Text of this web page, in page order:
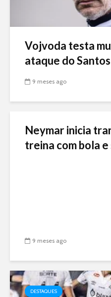
Vojvoda testa
ataque do
9 meses ago
Neymar inicia
treina com bola e
9 meses ago
DESTAQUES